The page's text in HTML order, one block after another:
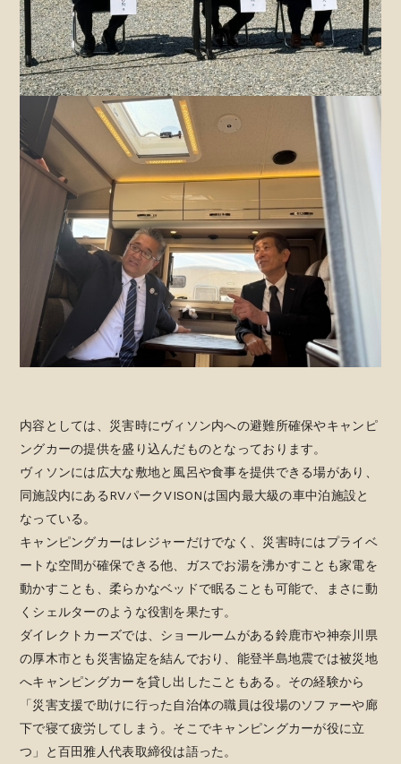
内容としては、災害時にヴィソン内への避難所確保やキャンピ
ングカーの提供を盛り込んだものとなっております。
ヴィソンには広大な敷地と風呂や食事を提供できる場があり、
同施設内にあるRVパークVISONは国内最大級の車中泊施設と
なっている。
キャンピングカーはレジャーだけでなく、災害時にはプライベ
ートな空間が確保できる他、ガスでお湯を沸かすことも家電を
動かすことも、柔らかなベッドで眠ることも可能で、まさに動
くシェルターのような役割を果たす。
ダイレクトカーズでは、ショールームがある鈴鹿市や神奈川県
の厚木市とも災害協定を結んでおり、能登半島地震では被災地
へキャンピングカーを貸し出したこともある。その経験から
「災害支援で助けに行った自治体の職員は役場のソファーや廊
下で寝て疲労してしまう。そこでキャンピングカーが役に立
つ」と百田雅人代表取締役は語った。